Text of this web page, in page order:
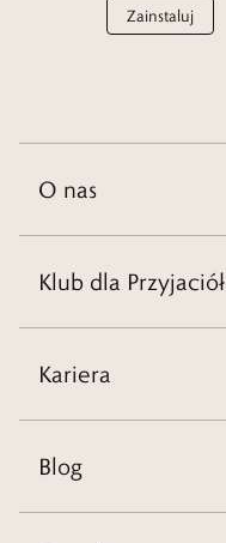
Zainstaluj
O nas
Klub dla Przyjaciół
Kariera
Blog